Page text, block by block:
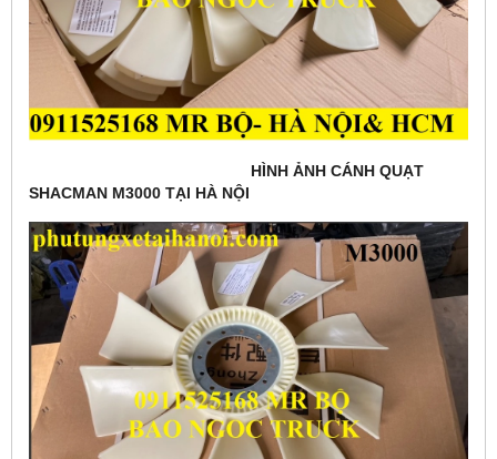
HÌNH ẢNH CÁNH QUẠT
SHACMAN M3000 TẠI HÀ NỘI